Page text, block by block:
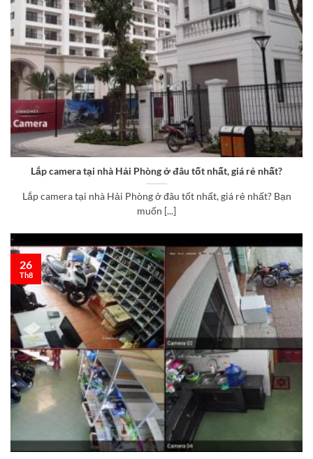
Lắp camera tại nhà Hải Phòng ở đâu tốt nhất, giá rẻ nhất?
Lắp camera tại nhà Hải Phòng ở đâu tốt nhất, giá rẻ nhất? Bạn
muốn [...]
26
Th8